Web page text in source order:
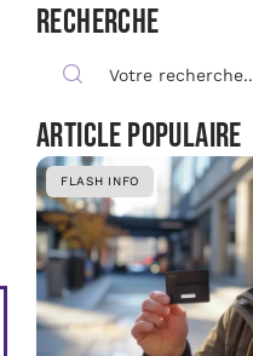
Recherche
Article populaire
FLASH INFO